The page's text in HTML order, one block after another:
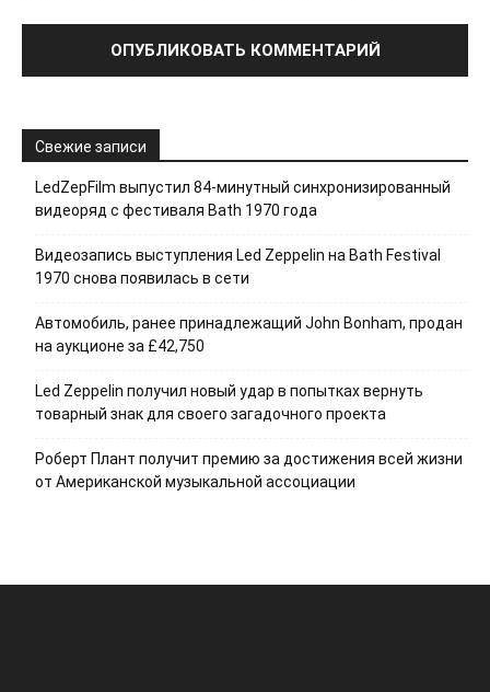
Свежие записи
LedZepFilm выпустил 84-минутный синхронизированный
видеоряд с фестиваля Bath 1970 года
Видеозапись выступления Led Zeppelin на Bath Festival
1970 снова появилась в сети
Автомобиль, ранее принадлежащий John Bonham, продан
на аукционе за £42,750
Led Zeppelin получил новый удар в попытках вернуть
товарный знак для своего загадочного проекта
Роберт Плант получит премию за достижения всей жизни
от Американской музыкальной ассоциации